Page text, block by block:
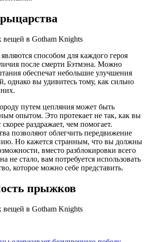
способом для каждого героя
после смерти Бэтмэна. Можно
обеспечат небольшие улучшения
однако вы удивитесь тому, как сильно
путем цепляния может быть
опытом. Это протекает не так, как вы
раздражает, чем помогает.
позволяют облегчить передвижение
Но кажется странным, что вы должны
вместо разблокировки всего
не стало, вам потребуется использовать
которое можно себе представить.
прыжков